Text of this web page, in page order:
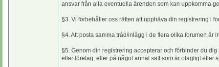
ansvar från alla eventuella ärenden som kan uppkomma
§3. Vi förbehåller oss rätten att upphäva din registrering i
§4. Att posta samma tråd/inlägg i de flera olika forumen är
§5. Genom din registrering accepterar och förbinder du
eller företag, eller på något annat sätt som är olagligt eller